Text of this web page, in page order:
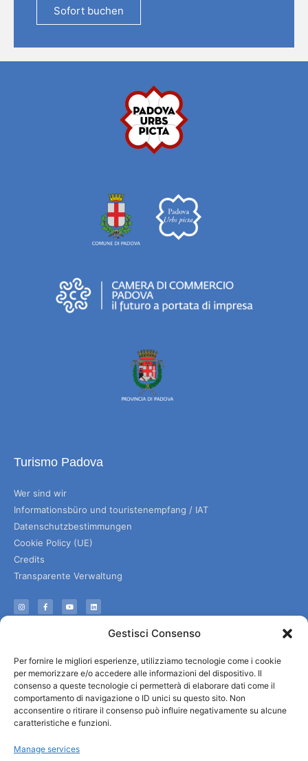
Gestisci Consenso
Per fornire le migliori esperienze, utilizziamo tecnologie come i cookie
per memorizzare e/o accedere alle informazioni del dispositivo. Il
consenso a queste tecnologie ci permetterà di elaborare dati come il
comportamento di navigazione o ID unici su questo sito. Non
acconsentire o ritirare il consenso può influire negativamente su alcune
caratteristiche e funzioni.
Manage services
Sofort buchen
Turismo Padova
Wer sind wir
Informationsbüro und touristenempfang / IAT
Datenschutzbestimmungen
Cookie Policy (UE)
Credits
Transparente Verwaltung
Informationen
Nützliche Dienstleistungen
Broschüren herunterladen